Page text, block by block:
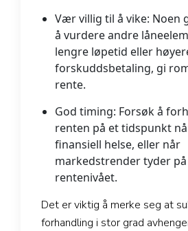
Vær villig til å vike: Noen
å vurdere andre
lengre løpetid eller
forskuddsbetaling, gi
rente.
God timing: Forsøk å
renten på et tidspunkt
finansiell helse, eller når
markedstrender tyder
rentenivået.
Det er viktig å merke seg at
forhandling i stor grad